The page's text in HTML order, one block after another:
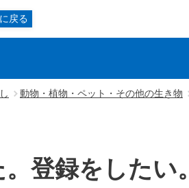
戻る
動物・植物・ペット・その他の生き物
登録をしたい。